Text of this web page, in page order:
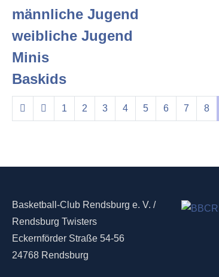
männliche Jugend
weibliche Jugend
Minis
Baskids
1 2 3 4 5 6 7 8
Basketball-Club Rendsburg e. V. /
Rendsburg Twisters
Eckernförder Straße 54-56
24768 Rendsburg